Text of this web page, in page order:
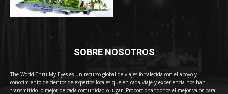
SOBRE NOSOTROS
The World Thru My Eyes es un recurso global de viajes fortalecida con el apoyo y
conocimiento de cientos de expertos locales que en cada viaje y experiencia nos han
transmitido lo mejor de cada comunidad o lugar. Proporcionándonos el mejor valor para